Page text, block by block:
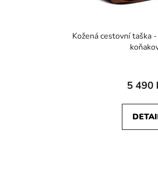
Kožená cestovní taška
5 490